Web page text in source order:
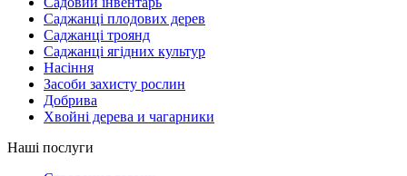
Саджанці плодових дерев
Саджанці троянд
Саджанці ягідних культур
Насіння
Засоби захисту рослин
Добрива
Хвойні дерева и чагарники
Наші послуги